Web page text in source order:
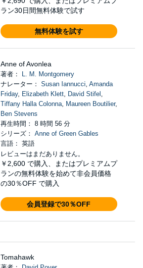
ラン30日間無料体験で試す
無料体験を試す
Anne of Avonlea
著者：
L. M. Montgomery
ナレーター： Susan Iannucci, Amanda
Friday, Elizabeth Klett, David Stifel ,
Tiffany Halla Colonna, Maureen Boutilier,
Ben Stevens
再生時間： 8 時間 56 分
シリーズ： Anne of Green Gables
言語： 英語
レビューはまだありません。
￥2,600 で購入、またはプレミアムプ
ランの無料体験を始めて非会員価格
の30％OFF で購入
会員登録で30％OFF
Tomahawk